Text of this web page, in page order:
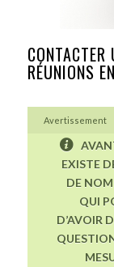
RÉUNIONS
Avertissement
EXISTE
DE
QUI
D’AVOIR